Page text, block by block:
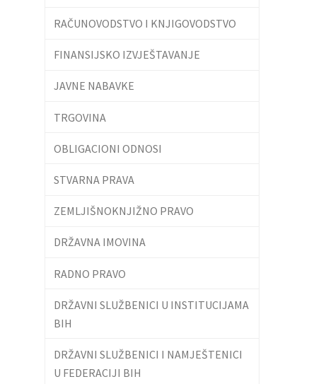
RAČUNOVODSTVO I KNJIGOVODSTVO
FINANSIJSKO IZVJEŠTAVANJE
JAVNE NABAVKE
TRGOVINA
OBLIGACIONI ODNOSI
STVARNA PRAVA
ZEMLJIŠNOKNJIŽNO PRAVO
DRŽAVNA IMOVINA
RADNO PRAVO
DRŽAVNI SLUŽBENICI U INSTITUCIJAMA
BIH
DRŽAVNI SLUŽBENICI I NAMJEŠTENICI
U FEDERACIJI BIH